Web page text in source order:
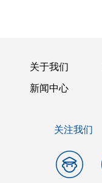
关于我们
新闻中心
关注我们